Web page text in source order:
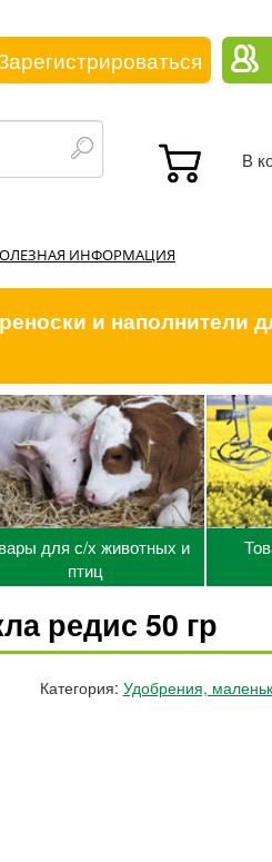
В
ИНФОРМАЦИЯ
и наполнители
для с/х животных и
птиц
редис 50 гр
Категория: Удобрения,